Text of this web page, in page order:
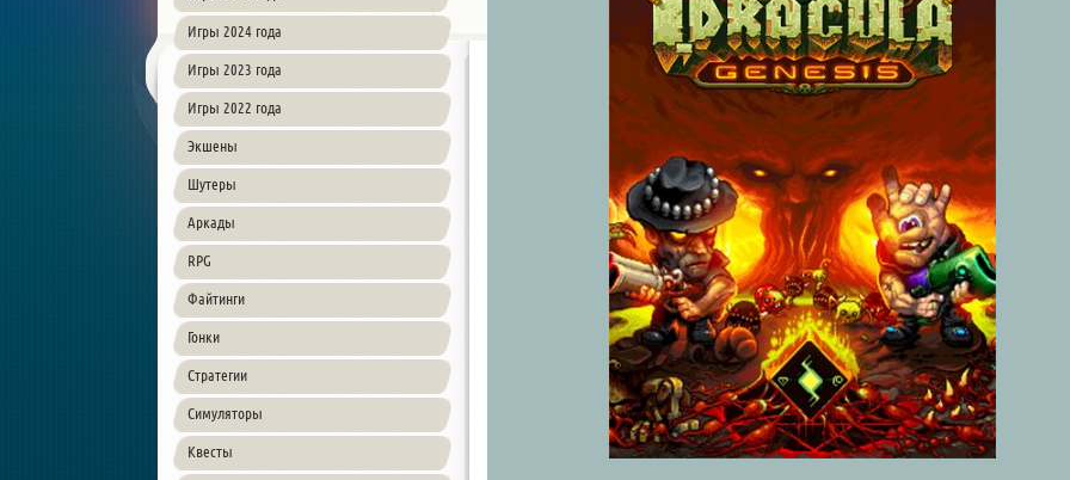
Игры 2024 года
Игры 2023 года
Игры 2022 года
Экшены
Шутеры
Аркады
RPG
Файтинги
Гонки
Стратегии
Симуляторы
Квесты